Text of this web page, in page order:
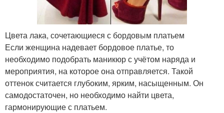
Цвета лака, сочетающиеся с бордовым платьем
Если женщина надевает бордовое платье, то
необходимо подобрать маникюр с учётом наряда и
мероприятия, на которое она отправляется. Такой
оттенок считается глубоким, ярким, насыщенным. Он
самодостаточен, но необходимо найти цвета,
гармонирующие с платьем.